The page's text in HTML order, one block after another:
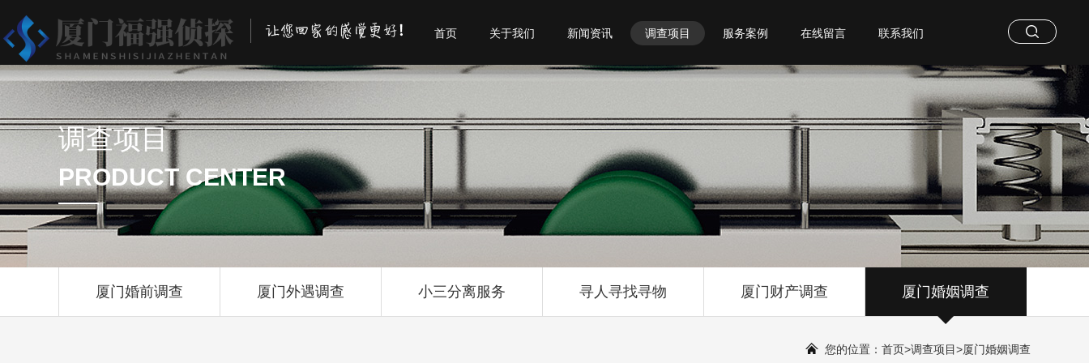
首页 关于我们 新闻资讯 调查项目 服务案例 在线留言 联系我们
调查项目
PRODUCT CENTER
厦门婚前调查 厦门外遇调查 小三分离服务 寻人寻找寻物 厦门财产调查 厦门婚姻调查
您的位置： 首页>调查项目>厦门婚姻调查